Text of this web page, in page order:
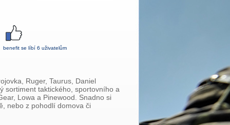
benefit se líbí 6 uživatelům
Ruger, Taurus, Daniel
sortiment taktického, sportovního a
Lowa a Pinewood. Snadno si
nebo z pohodlí domova či